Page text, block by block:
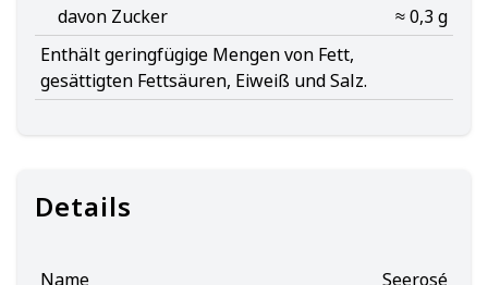
davon Zucker
≈ 0,3 g
Enthält geringfügige Mengen von Fett,
gesättigten Fettsäuren, Eiweiß und Salz.
Details
Name
Seerosé